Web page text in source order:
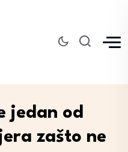
jedan od
zašto ne